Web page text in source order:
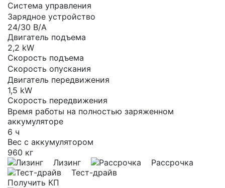
Система управления
Зарядное устройство
24/30 В/А
Двигатель подъема
2,2 kW
Скорость подъема
Скорость опускания
Двигатель передвижения
1,5 kW
Скорость передвижения
Время работы на полностью заряженном
аккумуляторе
6 ч
Вес с аккумулятором
960 кг
Лизинг
Рассрочка
Тест-драйв
Получить КП